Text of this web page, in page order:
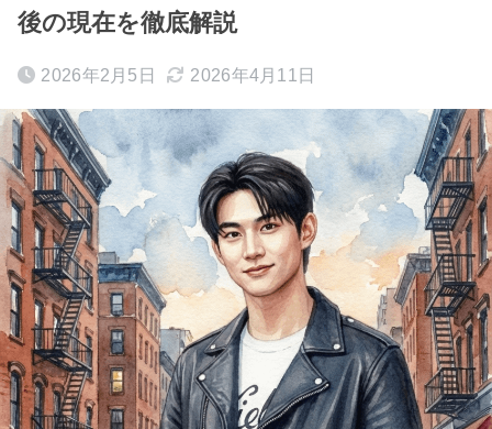
後の現在を徹底解説
2026年2月5日 2026年4月11日